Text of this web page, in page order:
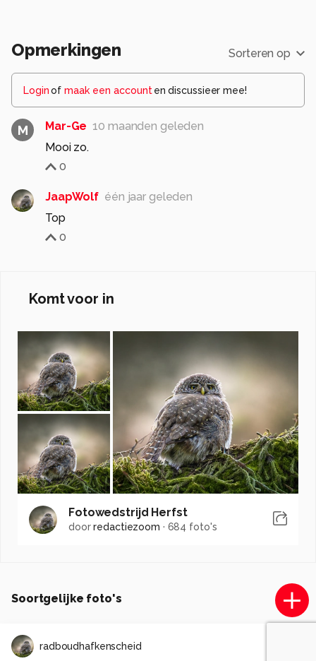
Opmerkingen Sorteren op
Loginof maak een account en discussieer mee!
M Mar-Ge 10 maanden geleden
Mooi zo.
0
JaapWolf één jaar geleden
Top
0
Komt voor in
Fotowedstrijd Herfst
doorredactiezoom · 684 foto's
Soortgelijke foto's
radboudhafkenscheid